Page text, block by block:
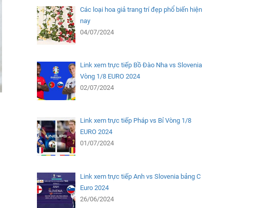
Các loại hoa giả trang trí đẹp phổ biến hiện
nay
04/07/2024
Link xem trực tiếp Bồ Đào Nha vs Slovenia
Vòng 1/8 EURO 2024
02/07/2024
Link xem trực tiếp Pháp vs Bỉ Vòng 1/8
EURO 2024
01/07/2024
Link xem trực tiếp Anh vs Slovenia bảng C
Euro 2024
26/06/2024